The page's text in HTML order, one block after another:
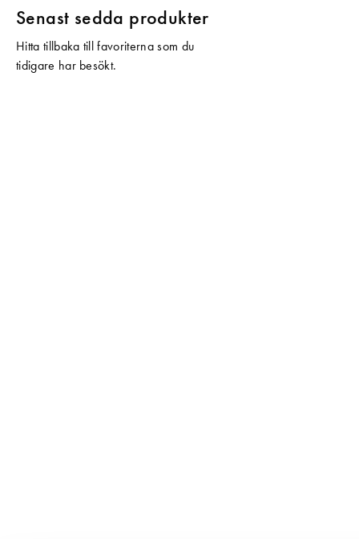
Senast sedda produkter
Hitta tillbaka till favoriterna som du
tidigare har besökt.